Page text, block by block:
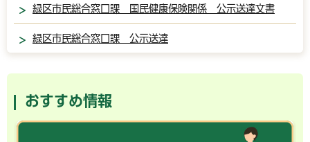
緑区市民総合窓口課 国民健康保険関係 公示送達文書
緑区市民総合窓口課 公示送達
おすすめ情報